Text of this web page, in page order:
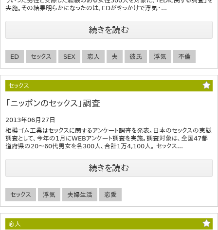
実施。その結果明らかになったのは、EDがきっかけで浮気・...
続きを読む
ED セックス SEX 恋人 夫 彼氏 浮気 不倫
セックス
「ニッポンのセックス」調査
2013年06月27日
相模ゴム工業はセックスに関するアンケート調査を発表。日本のセックスの実態
調査として、今年の1月にWEBアンケート調査を実施。調査対象は、全国47都
道府県の20～60代男女を各300人、合計1万4,100人。 セックス...
続きを読む
セックス 浮気 夫婦生活 恋愛
恋人